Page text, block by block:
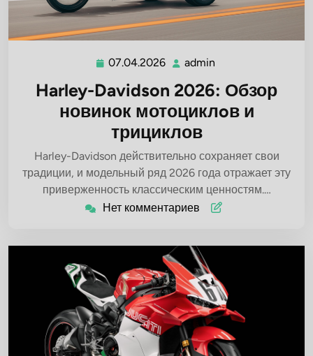
07.04.2026 07.04.2026
admin
Harley-Davidson 2026: Обзор
новинок мотоциклoв и
трициклов
Harley-Davidson действительно сохраняет свои
традиции, и модельный ряд 2026 года отражает эту
приверженность классическим ценностям.…
Нет комментариев